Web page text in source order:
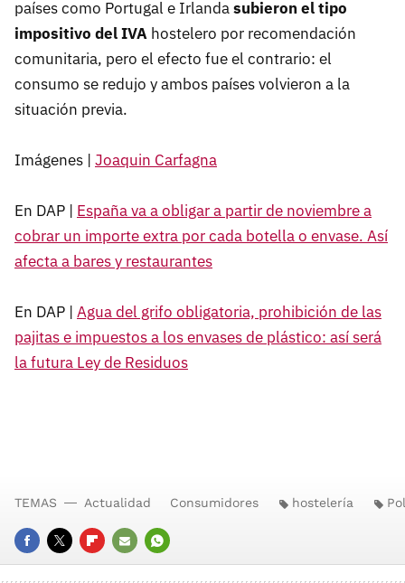
países como Portugal e Irlandasubieron el tipo
impositivo del IVA hostelero por recomendación
comunitaria, pero el efecto fue el contrario: el
consumo se redujo y ambos países volvieron a la
situación previa.
Imágenes | Joaquin Carfagna
En DAP | España va a obligar a partir de noviembre a
cobrar un importe extra por cada botella o envase. Así
afecta a bares y restaurantes
En DAP | Agua del grifo obligatoria, prohibición de las
pajitas e impuestos a los envases de plástico: así será
la futura Ley de Residuos
FACEBOOK
TWITTERFLIPBOARD
E-
WHATSAPP
TEMAS Actualidad Consumidores hostelería